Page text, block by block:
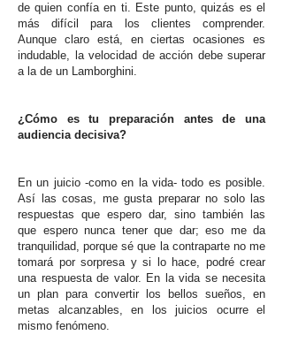
de quien confía en ti. Este punto, quizás es el
más difícil para los clientes comprender.
Aunque claro está, en ciertas ocasiones es
indudable, la velocidad de acción debe superar
a la de un Lamborghini.
¿Cómo es tu preparación antes de una
audiencia decisiva?
En un juicio -como en la vida- todo es posible.
Así las cosas, me gusta preparar no solo las
respuestas que espero dar, sino también las
que espero nunca tener que dar; eso me da
tranquilidad, porque sé que la contraparte no me
tomará por sorpresa y si lo hace, podré crear
una respuesta de valor. En la vida se necesita
un plan para convertir los bellos sueños, en
metas alcanzables, en los juicios ocurre el
mismo fenómeno.